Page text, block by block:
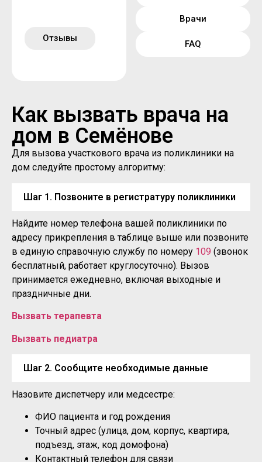
Отзывы
Врачи
FAQ
Как вызвать врача на
дом в Семёнове
Для вызова участкового врача из поликлиники на
дом следуйте простому алгоритму:
Шаг 1. Позвоните в регистратуру поликлиники
Найдите номер телефона вашей поликлиники по
адресу прикрепления в таблице выше или позвоните
в единую справочную службу по номеру 109 (звонок
бесплатный, работает круглосуточно). Вызов
принимается ежедневно, включая выходные и
праздничные дни.
Вызвать терапевта
Вызвать педиатра
Шаг 2. Сообщите необходимые данные
Назовите диспетчеру или медсестре:
ФИО пациента и год рождения
Точный адрес (улица, дом, корпус, квартира,
подъезд, этаж, код домофона)
Контактный телефон для связи